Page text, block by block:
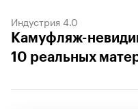
Индустрия 4.0
Камуфляж-
10 реальных